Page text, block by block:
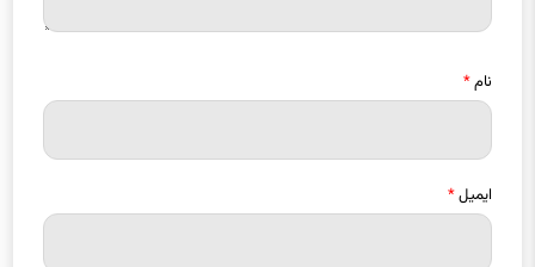
نام*
ایمیل*